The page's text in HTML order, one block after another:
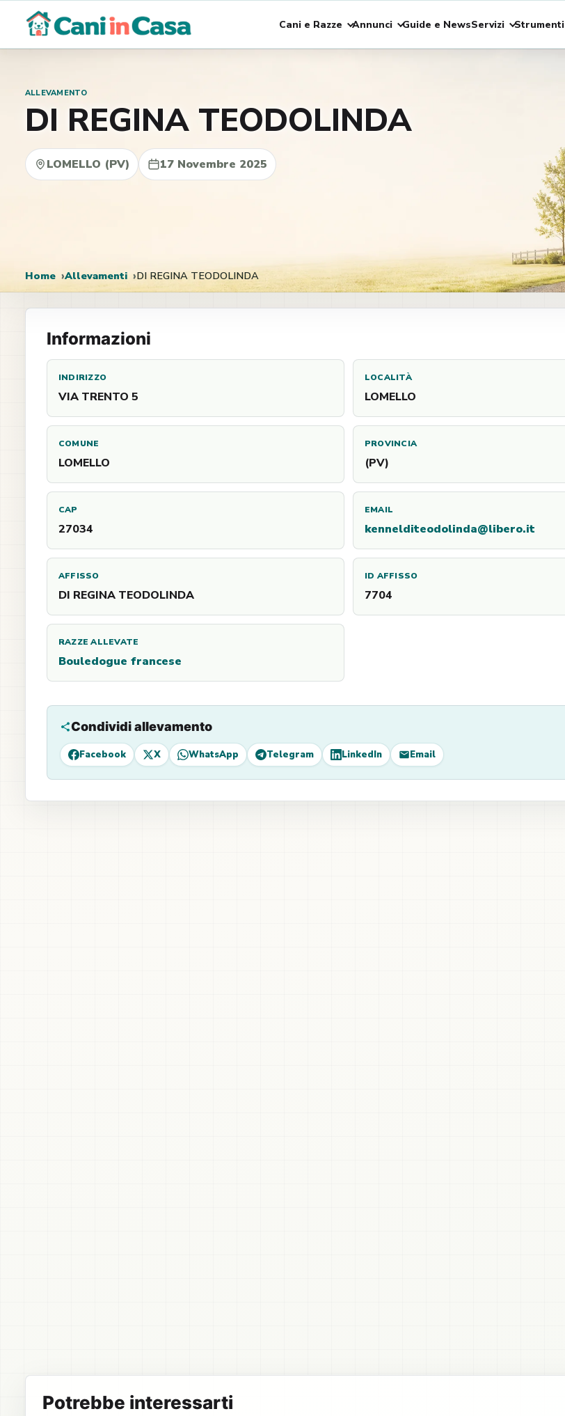
contenuto
Cani e Razze Annunci Guide e NewsServizi Strumenti
ALLEVAMENTO
DI REGINA TEODOLINDA
LOMELLO (PV) 17 Novembre 2025
Home Allevamenti DI REGINA TEODOLINDA
Informazioni
INDIRIZZO
VIA TRENTO 5
LOCALITÀ
LOMELLO
COMUNE
LOMELLO
PROVINCIA
(PV)
CAP
27034
EMAIL
kennelditeodolinda@libero.it
AFFISSO
DI REGINA TEODOLINDA
ID AFFISSO
7704
RAZZE ALLEVATE
Bouledogue francese
Condividi allevamento
Facebook X WhatsApp Telegram LinkedIn Email
Potrebbe interessarti